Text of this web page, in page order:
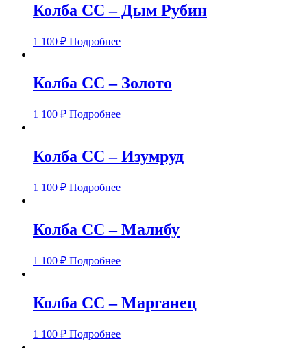
Колба CC – Дым Рубин
1 100 ₽ Подробнее
Колба CC – Золото
1 100 ₽ Подробнее
Колба CC – Изумруд
1 100 ₽ Подробнее
Колба CC – Малибу
1 100 ₽ Подробнее
Колба CC – Марганец
1 100 ₽ Подробнее